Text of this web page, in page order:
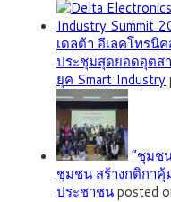
เดลต้า อีเลคโทรนิ
ประชุมสุดยอดอุตส
ยุค Smart Industry
”ชุมช
ชุมชน สร้างกติกา
ประชาชนposted